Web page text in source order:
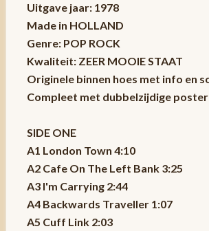
Uitgave jaar: 1978
Made in HOLLAND
Genre: POP ROCK
Kwaliteit: ZEER MOOIE STAAT
Originele binnen hoes met info en
Compleet met dubbelzijdige poster
SIDE ONE
A1 London Town 4:10
A2 Cafe On The Left Bank 3:25
A3 I'm Carrying 2:44
A4 Backwards Traveller 1:07
A5 Cuff Link 2:03